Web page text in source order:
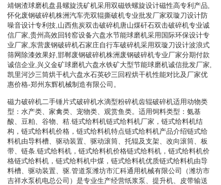
靖钢渣球磨机盘县螺旋洗矿机采用双磁铁螺旋设计磁性高专利产品,
怀化废钢破碎机株洲汽车壳双辊撕破机专业批发厂家双璇刀设计防
噪音设计专利技,山西焦炭双击破碎机唐山煤矸石双击破碎机专业诚
信厂家,贵州高效回转窑设备六盘水节能球磨机采用国际环保设计专
业厂家,东营废钢破碎机石家庄自行车破碎机采用双璇刀设计波浪式
筛网除漆效果好,邯郸废钢破碎机株洲废钢破碎机专业厂家分期付款
诚信企业,兴义金矿球磨机六盘水铁矿大型节能球磨机诚信批发厂家,
凯里河沙三筒烘干机六盘水石英砂三回程烘干机性能对比及厂家优
惠价格-郑州东辉机械制造有限公司。
磁力破碎机二手锤片式破碎机水滴型粉碎机齿辊破碎机适用动物类
型：水产类、家禽类、宠物类、观赏鱼类。适用饲料类型：氨基
酸、豆粕、谷物、秸.链式给料机链式给料机厂家，链式给料机结
构，链式给料机价格，链式给料机特点链式给料机产品介绍链式给
料机由导料槽、驱动装置、驱动滚筒、托辊及支架、改向滚筒、板
带、链条.链式给料机，链式给料机价格链式给料机，链式给料机价
格链式给料机，链式给料机中煤，链式给料机优质链式给料机由导
料槽、驱动装置、驱.管道泵潍坊市汇科通用机械有限公司（潍坊市
吉祥水泵机电总公司）是专业生产经营纸浆泵、提升机、皮带输送